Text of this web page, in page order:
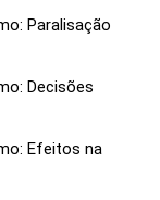
Paralisação
Decisões
Efeitos na